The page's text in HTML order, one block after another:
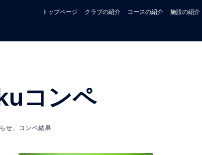
トップページ クラブの紹介 コースの紹介 施設の紹介
コンペ
せ、 コンペ結果